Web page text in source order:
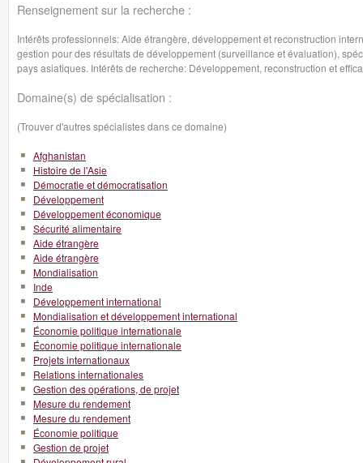
Renseignement sur la recherche :
Intérêts professionnels: Aide étrangère, développement et reconstruction
gestion pour des résultats de développement (surveillance et évaluation),
pays asiatiques. Intérêts de recherche: Développement, reconstruction et
Domaine(s) de spécialisation :
(Trouver d'autres spécialistes dans ce domaine)
Afghanistan
Histoire de l'Asie
Démocratie et démocratisation
Développement
Développement économique
Sécurité alimentaire
Aide étrangère
Aide étrangère
Mondialisation
Inde
Développement international
Mondialisation et développement international
Économie politique internationale
Économie politique internationale
Projets internationaux
Relations internationales
Gestion des opérations, de projet
Mesure du rendement
Mesure du rendement
Économie politique
Gestion de projet